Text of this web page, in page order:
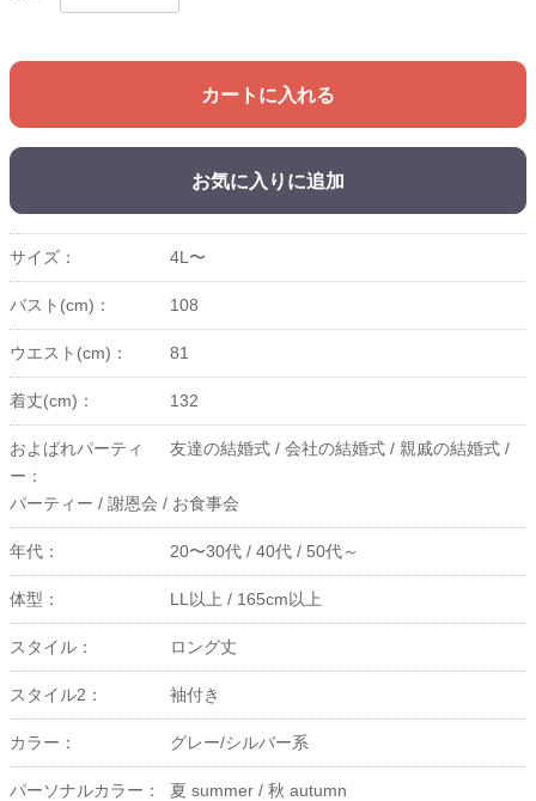
カートに入れる
お気に入りに追加
サイズ： 4L〜
バスト(cm)： 108
ウエスト(cm)： 81
着丈(cm)： 132
およばれパーティ
ー：
友達の結婚式 / 会社の結婚式 / 親戚の結婚式 /
パーティー / 謝恩会 / お食事会
年代： 20〜30代 / 40代 / 50代～
体型： LL以上 / 165cm以上
スタイル： ロング丈
スタイル2： 袖付き
カラー： グレー/シルバー系
パーソナルカラー： 夏 summer / 秋 autumn